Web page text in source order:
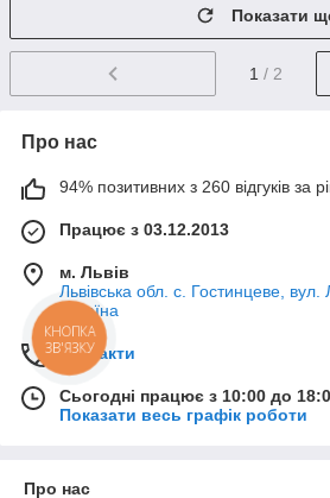
Показати
1 / 2
Про нас
94% позитивних з 260 відгуків за
Працює з 03.12.2013
м. Львів
Львівська обл. с. Гостинцеве, вул.
Україна
Контакти
Сьогодні працює з 10:00 до
Показати весь графік роботи
Про нас
КНОПКА
ЗВ'ЯЗКУ